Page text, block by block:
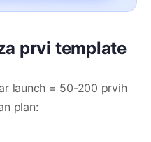
prvi template
launch = 50-200 prvih
plan: